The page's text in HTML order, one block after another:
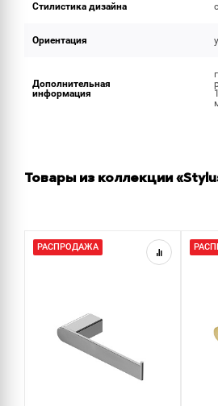
Стилистика дизайна
Ориентация
Дополнительная
информация
Товары из коллекции
РАСПРОДАЖА